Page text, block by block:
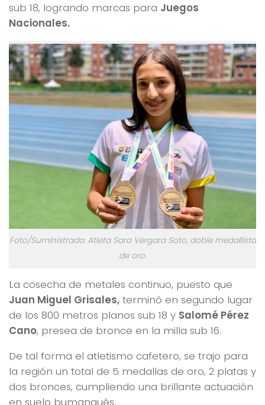
sub 18, logrando marcas para Juegos
Nacionales.
Foto/Suministrada. Atleta Sara Vergara Soto, doble medallista
de oro.
La cosecha de metales continuo, puesto que
Juan Miguel Grisales, terminó en segundo lugar
de los 800 metros planos sub 18 y Salomé Pérez
Cano, presea de bronce en la milla sub 16.
De tal forma el atletismo cafetero, se trajo para
la región un total de 5 medallas de oro, 2 platas y
dos bronces, cumpliendo una brillante actuación
en suelo bumangués.